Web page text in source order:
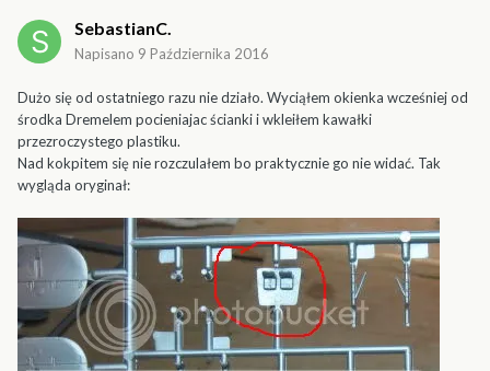
SebastianC.
Napisano 9 Października 2016
Dużo się od ostatniego razu nie działo. Wyciąłem okienka wcześniej od
środka Dremelem pocieniajac ścianki i wkleiłem kawałki
przezroczystego plastiku.
Nad kokpitem się nie rozczulałem bo praktycznie go nie widać. Tak
wygląda oryginał: